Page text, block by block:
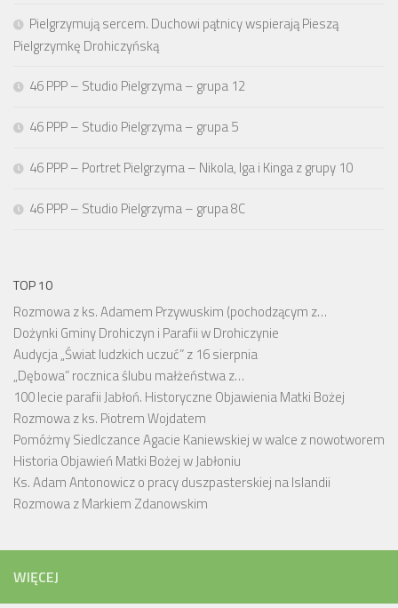
Pielgrzymują sercem. Duchowi pątnicy wspierają Pieszą
Pielgrzymkę Drohiczyńską
46 PPP – Studio Pielgrzyma – grupa 12
46 PPP – Studio Pielgrzyma – grupa 5
46 PPP – Portret Pielgrzyma – Nikola, Iga i Kinga z grupy 10
46 PPP – Studio Pielgrzyma – grupa 8C
TOP 10
Rozmowa z ks. Adamem Przywuskim (pochodzącym z…
Dożynki Gminy Drohiczyn i Parafii w Drohiczynie
Audycja „Świat ludzkich uczuć” z 16 sierpnia
„Dębowa” rocznica ślubu małżeństwa z…
100 lecie parafii Jabłoń. Historyczne Objawienia Matki Bożej
Rozmowa z ks. Piotrem Wojdatem
Pomóżmy Siedlczance Agacie Kaniewskiej w walce z nowotworem
Historia Objawień Matki Bożej w Jabłoniu
Ks. Adam Antonowicz o pracy duszpasterskiej na Islandii
Rozmowa z Markiem Zdanowskim
WIĘCEJ